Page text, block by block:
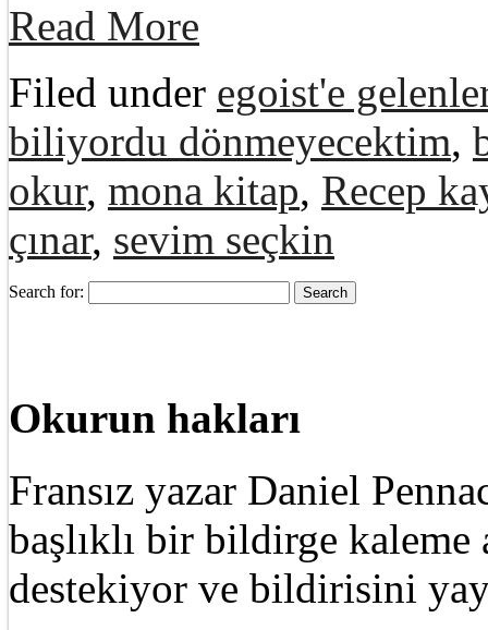
Read More
Filed under egoist'e
biliyordu dönmeyecektim,
okur, mona kitap, Recep
çınar, sevim seçkin
Search for:
Okurun hakları
Fransız yazar Daniel
başlıklı bir bildirge kaleme
destekiyor ve bildirisini